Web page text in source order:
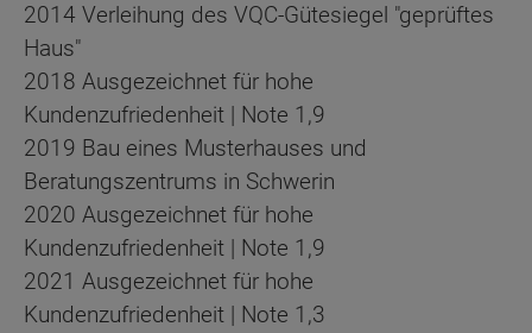
2014 Verleihung des VQC-Gütesiegel "geprüftes
Haus"
2018 Ausgezeichnet für hohe
Kundenzufriedenheit | Note 1,9
2019 Bau eines Musterhauses und
Beratungszentrums in Schwerin
2020 Ausgezeichnet für hohe
Kundenzufriedenheit | Note 1,9
2021 Ausgezeichnet für hohe
Kundenzufriedenheit | Note 1,3